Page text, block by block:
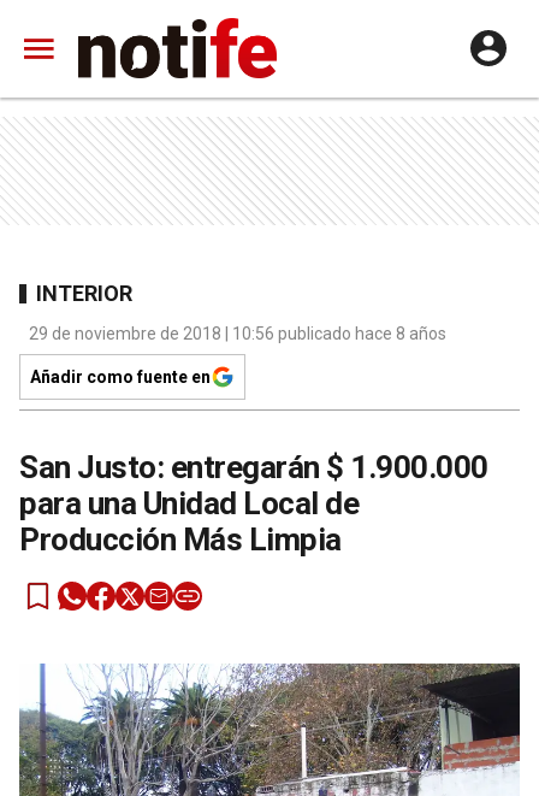
INTERIOR
29 de noviembre de 2018 | 10:56 publicado hace 8 años
Añadir como fuente en
San Justo: entregarán $ 1.900.000
para una Unidad Local de
Producción Más Limpia